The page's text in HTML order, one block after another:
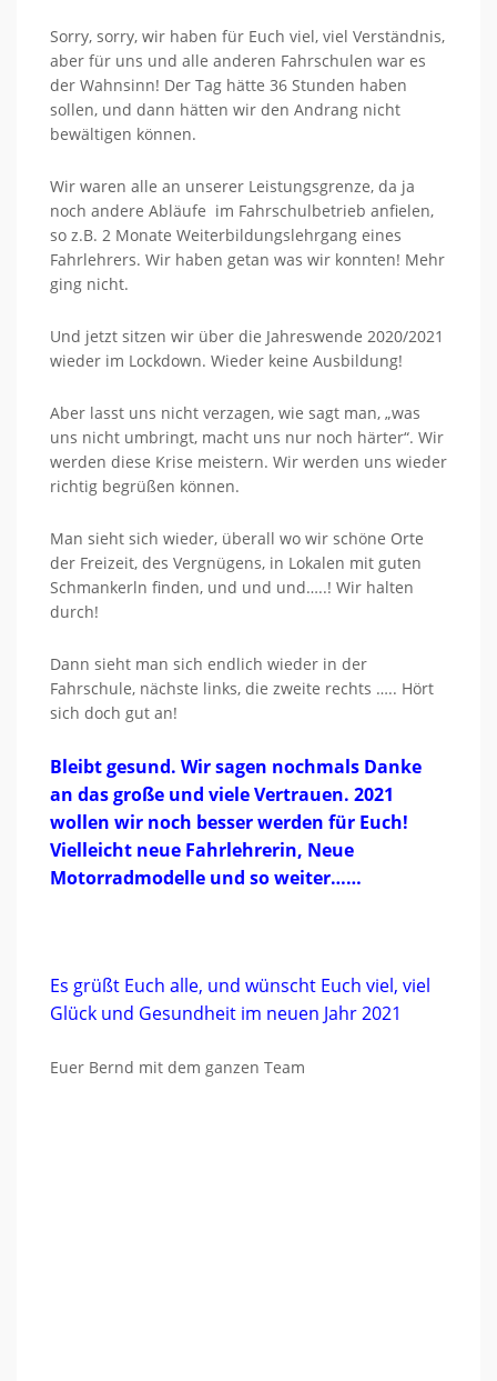
Sorry, sorry, wir haben für Euch viel, viel Verständnis,
aber für uns und alle anderen Fahrschulen war es
der Wahnsinn! Der Tag hätte 36 Stunden haben
sollen, und dann hätten wir den Andrang nicht
bewältigen können.
Wir waren alle an unserer Leistungsgrenze, da ja
noch andere Abläufe im Fahrschulbetrieb anfielen,
so z.B. 2 Monate Weiterbildungslehrgang eines
Fahrlehrers. Wir haben getan was wir konnten! Mehr
ging nicht.
Und jetzt sitzen wir über die Jahreswende 2020/2021
wieder im Lockdown. Wieder keine Ausbildung!
Aber lasst uns nicht verzagen, wie sagt man, „was
uns nicht umbringt, macht uns nur noch härter“. Wir
werden diese Krise meistern. Wir werden uns wieder
richtig begrüßen können.
Man sieht sich wieder, überall wo wir schöne Orte
der Freizeit, des Vergnügens, in Lokalen mit guten
Schmankerln finden, und und und…..! Wir halten
durch!
Dann sieht man sich endlich wieder in der
Fahrschule, nächste links, die zweite rechts ….. Hört
sich doch gut an!
Bleibt gesund. Wir sagen nochmals Danke
an das große und viele Vertrauen. 2021
wollen wir noch besser werden für Euch!
Vielleicht neue Fahrlehrerin, Neue
Motorradmodelle und so weiter……
Es grüßt Euch alle, und wünscht Euch viel, viel
Glück und Gesundheit im neuen Jahr 2021
Euer Bernd mit dem ganzen Team